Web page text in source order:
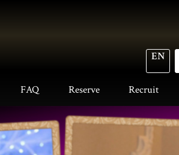
EN
FAQ Reserve Recruit